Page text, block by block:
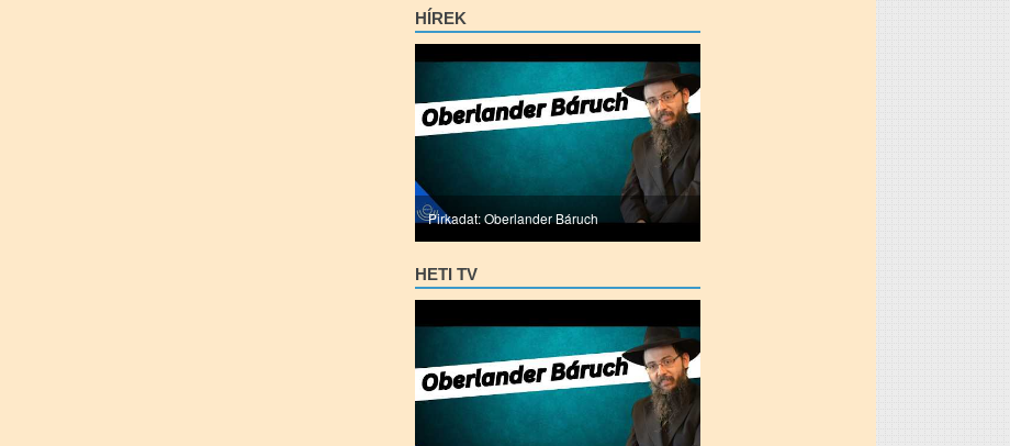
HÍREK
Pirkadat: Oberlander Báruch
HETI TV